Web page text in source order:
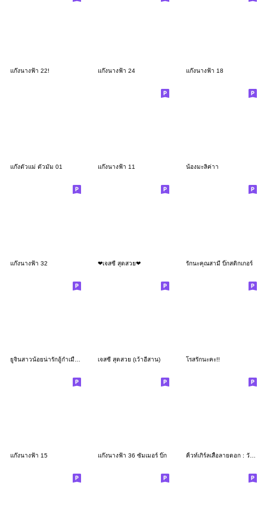
แก๊งนางฟ้า 22! แก๊งนางฟ้า 24 แก๊งนางฟ้า 18
แก๊งตัวแม่ ตัวมัม 01 แก๊งนางฟ้า 11 น้องมะลิค่าา
แก๊งนางฟ้า 32 ❤เจสซี่ สุดสวย❤ รักนะคุณสามี บิ๊กสติกเกอร์
เจสซี่ สุดสวย (เว้าอีสาน) โรสรักนะคะ!!
แก๊งนางฟ้า 15 แก๊งนางฟ้า 36 ซัมเมอร์ บิ๊ก คิ้วท์เกิร์ลเสื้อลายดอก : วันสงกรานต์